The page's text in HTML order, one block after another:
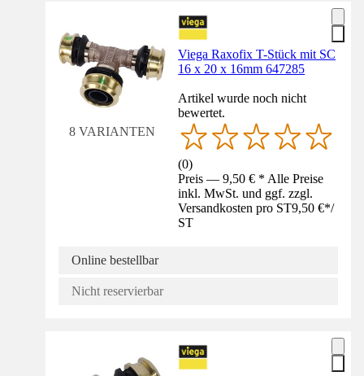
8 VARIANTEN
Viega Raxofix T-Stück mit SC
16 x 20 x 16mm 647285
Artikel wurde noch nicht
bewertet.
(0)
Preis — 9,50 € * Alle Preise
inkl. MwSt. und ggf. zzgl.
Versandkosten pro ST9,50 €*/
ST
Online bestellbar
Nicht reservierbar